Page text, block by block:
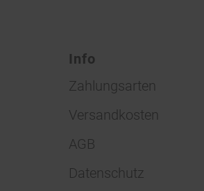
Info
Zahlungsarten
Versandkosten
AGB
Datenschutz